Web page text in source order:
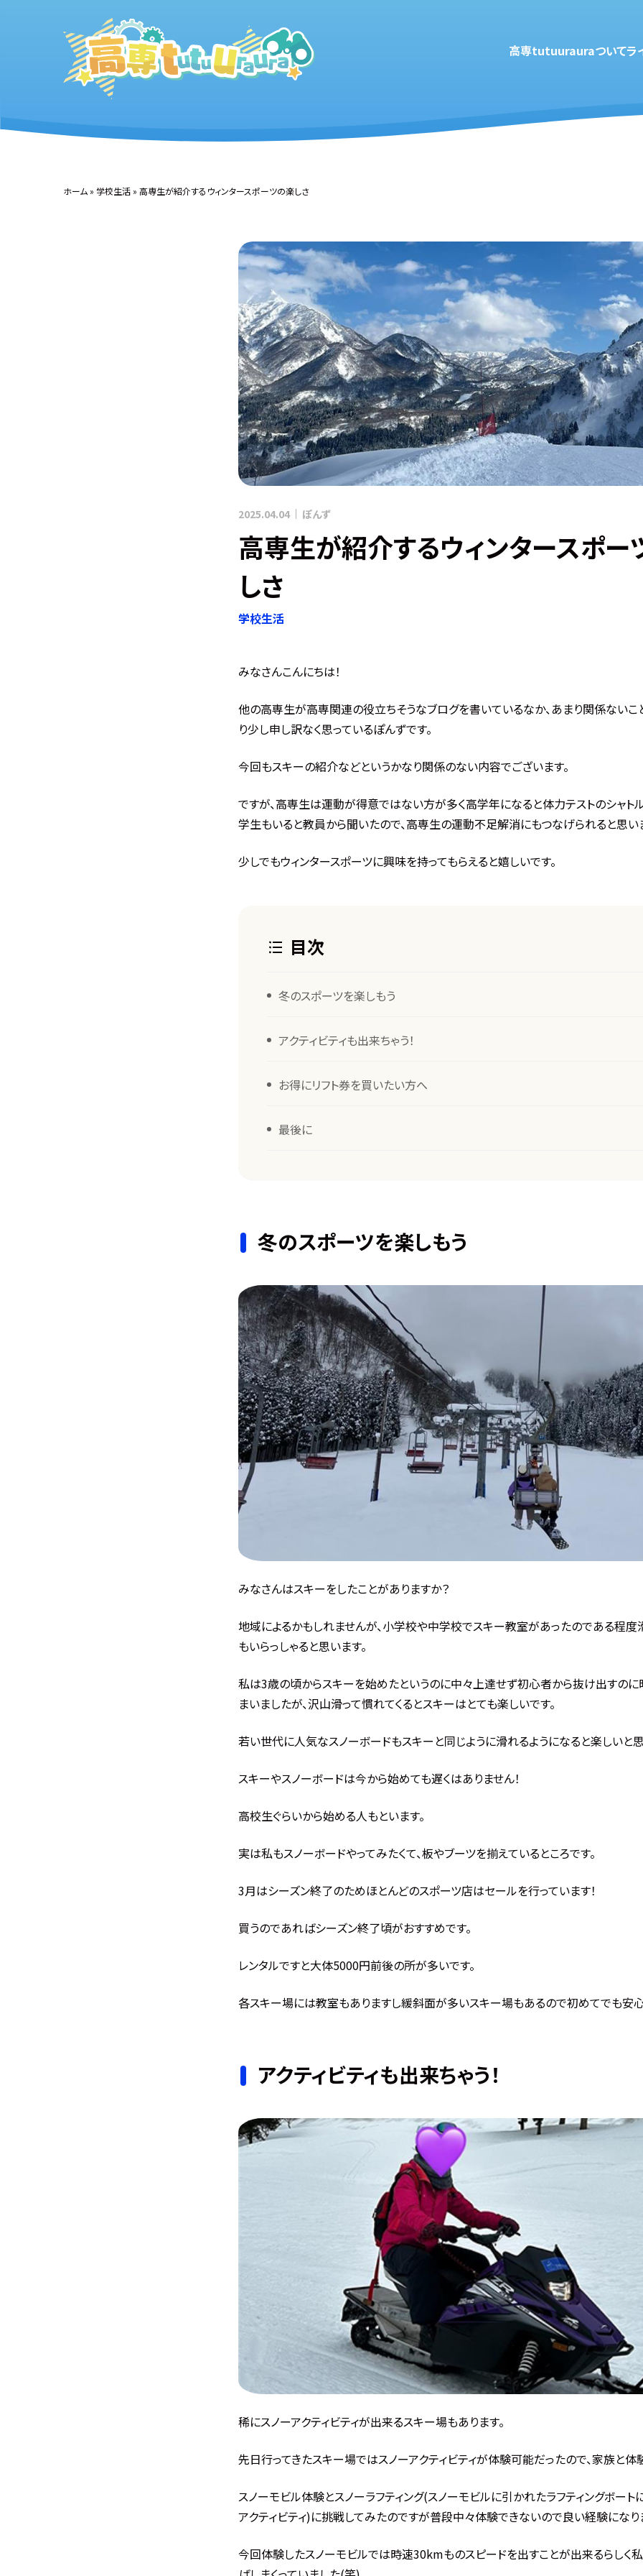
高専tutuurauraついてラ
ホーム» 学校生活» 高専生が紹介するウィンタースポーツの楽しさ
2025.04.04 ぽんず
高専生が紹介するウィンタースポー
しさ
学校生活
みなさんこんにちは！
他の高専生が高専関連の役立ちそうなブログを書いているなか、あまり関係ないこ
り少し申し訳なく思っているぽんずです。
今回もスキーの紹介などというかなり関係のない内容でございます。
ですが、高専生は運動が得意ではない方が多く高学年になると体力テストのシャト
学生もいると教員から聞いたので、高専生の運動不足解消にもつなげられると思
少しでもウィンタースポーツに興味を持ってもらえると嬉しいです。
目次
冬のスポーツを楽しもう
アクティビティも出来ちゃう！
お得にリフト券を買いたい方へ
最後に
冬のスポーツを楽しもう
みなさんはスキーをしたことがありますか？
地域によるかもしれませんが、小学校や中学校でスキー教室があったのである程度
もいらっしゃると思います。
私は3歳の頃からスキーを始めたというのに中々上達せず初心者から抜け出すのに
まいましたが、沢山滑って慣れてくるとスキーはとても楽しいです。
若い世代に人気なスノーボードもスキーと同じように滑れるようになると楽しいと思
スキーやスノーボードは今から始めても遅くはありません！
高校生ぐらいから始める人もといます。
実は私もスノーボードやってみたくて、板やブーツを揃えているところです。
3月はシーズン終了のためほとんどのスポーツ店はセールを行っています！
買うのであればシーズン終了頃がおすすめです。
レンタルですと大体5000円前後の所が多いです。
各スキー場には教室もありますし緩斜面が多いスキー場もあるので初めてでも安
アクティビティも出来ちゃう！
稀にスノーアクティビティが出来るスキー場もあります。
先日行ってきたスキー場ではスノーアクティビティが体験可能だったので、家族と体
スノーモビル体験とスノーラフティング(スノーモビルに引かれたラフティングボート
アクティビティ)に挑戦してみたのですが普段中々体験できないので良い経験になり
今回体験したスノーモビルでは時速30kmものスピードを出すことが出来るらしく